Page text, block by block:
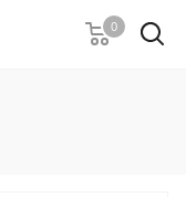
0